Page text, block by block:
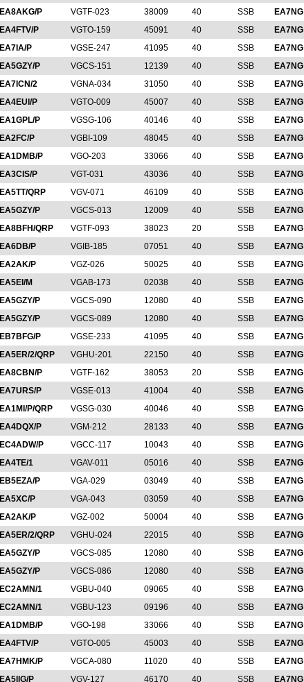
EA8AKG/P
VGTF-023 38009 40 SSB EA7NG
EA4FTV/P
VGTO-159 45091 40 SSB EA7NG
EA7IA/P
VGSE-247 41095 40 SSB EA7NG
EA5GZY/P
VGCS-151 12139 40 SSB EA7NG
EA7ICN/2
VGNA-034 31050 40 SSB EA7NG
EA4EUI/P
VGTO-009 45007 40 SSB EA7NG
EA1GPL/P
VGSG-106 40146 40 SSB EA7NG
EA2FC/P
VGBI-109 48045 40 SSB EA7NG
EA1DMB/P
VGO-203 33066 40 SSB EA7NG
EA3CIS/P
VGT-031 43036 40 SSB EA7NG
EA5TT/QRP
VGV-071 46109 40 SSB EA7NG
EA5GZY/P
VGCS-013 12009 40 SSB EA7NG
EA8BFH/QRP
VGTF-093 38023 20 SSB EA7NG
EA6DB/P
VGIB-185 07051 40 SSB EA7NG
EA2AK/P
VGZ-026 50025 40 SSB EA7NG
EA5EI/M
VGAB-173 02038 40 SSB EA7NG
EA5GZY/P
VGCS-090 12080 40 SSB EA7NG
EA5GZY/P
VGCS-089 12080 40 SSB EA7NG
EB7BFG/P
VGSE-233 41095 40 SSB EA7NG
EA5ER/2/QRP
VGHU-201 22150 40 SSB EA7NG
EA8CBN/P
VGTF-162 38053 20 SSB EA7NG
EA7URS/P
VGSE-013 41004 40 SSB EA7NG
EA1MI/P/QRP
VGSG-030 40046 40 SSB EA7NG
EA4DQX/P
VGM-212 28133 40 SSB EA7NG
EC4ADW/P
VGCC-117 10043 40 SSB EA7NG
EA4TE/1
VGAV-011 05016 40 SSB EA7NG
EB5EZA/P
VGA-029 03049 40 SSB EA7NG
EA5XC/P
VGA-043 03059 40 SSB EA7NG
EA2AK/P
VGZ-002 50004 40 SSB EA7NG
EA5ER/2/QRP
VGHU-024 22015 40 SSB EA7NG
EA5GZY/P
VGCS-085 12080 40 SSB EA7NG
EA5GZY/P
VGCS-086 12080 40 SSB EA7NG
EC2AMN/1
VGBU-040 09065 40 SSB EA7NG
EC2AMN/1
VGBU-123 09196 40 SSB EA7NG
EA1DMB/P
VGO-198 33066 40 SSB EA7NG
EA4FTV/P
VGTO-005 45003 40 SSB EA7NG
EA7HMK/P
VGCA-080 11020 40 SSB EA7NG
EA5IIG/P
VGV-127 46170 40 SSB EA7NG